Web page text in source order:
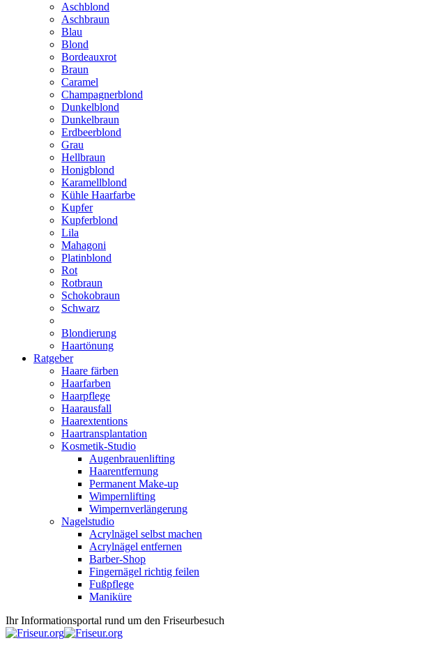
Aschblond
Aschbraun
Blau
Blond
Bordeauxrot
Braun
Caramel
Champagnerblond
Dunkelblond
Dunkelbraun
Erdbeerblond
Grau
Hellbraun
Honigblond
Karamellblond
Kühle Haarfarbe
Kupfer
Kupferblond
Lila
Mahagoni
Platinblond
Rot
Rotbraun
Schokobraun
Schwarz
Blondierung
Haartönung
Ratgeber
Haare färben
Haarfarben
Haarpflege
Haarausfall
Haarextentions
Haartransplantation
Kosmetik-Studio
Augenbrauenlifting
Haarentfernung
Permanent Make-up
Wimpernlifting
Wimpernverlängerung
Nagelstudio
Acrylnägel selbst machen
Acrylnägel entfernen
Barber-Shop
Fingernägel richtig feilen
Fußpflege
Maniküre
Ihr Informationsportal rund um den Friseurbesuch